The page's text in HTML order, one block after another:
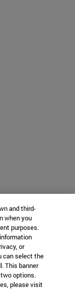
and third-
when you
purposes.
or
can select the
This banner
options.
please visit